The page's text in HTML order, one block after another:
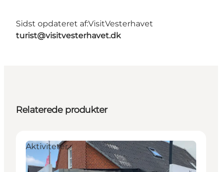
Sidst opdateret af:VisitVesterhavet
turist@visitvesterhavet.dk
Relaterede produkter
Aktiviteter